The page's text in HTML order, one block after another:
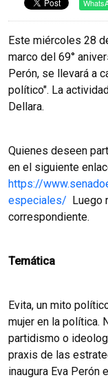
Este miércoles 28
marco del 69°
Perón, se llevará a
político". La
Dellara.
Quienes deseen
en el siguiente
https://
especiales/ Luego
correspondiente.
Temática
Evita, un mito
mujer en la política.
partidismo o
praxis de las
inaugura Eva Perón